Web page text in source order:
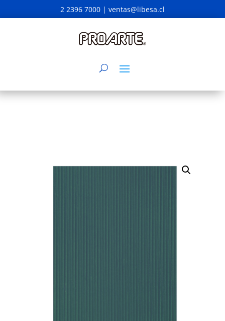
2 2396 7000 | ventas@libesa.cl